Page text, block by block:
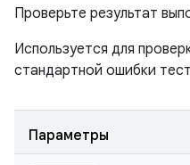
Проверьте результат
Используется для
стандартной ошибки
Параметры